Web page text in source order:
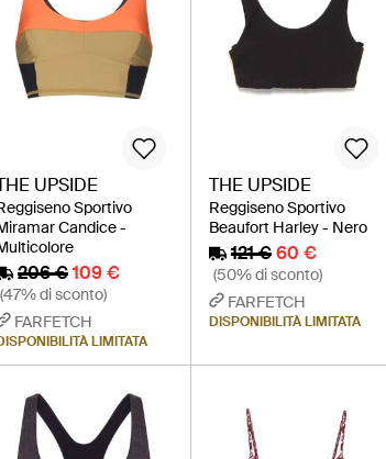
UPSIDE
Sportivo
Candice -
206 € 109 €
(47% di sconto)
FARFETCH
LIMITATA
THE UPSIDE
Reggiseno Sportivo
Beaufort Harley - Nero
121 € 60 €
(50% di sconto)
FARFETCH
DISPONIBILITÀ LIMITATA